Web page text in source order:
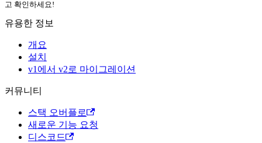
고 확인하세요!
유용한 정보
개요
설치
v1에서 v2로 마이그레이션
커뮤니티
스택 오버플로
새로운 기능 요청
디스코드